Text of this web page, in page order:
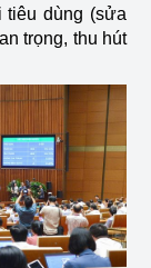
tiêu dùng (sửa
trọng, thu hút